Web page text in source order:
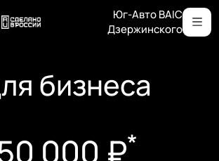
Юг-Авто BAIC
Дзержинского
бизнеса
000 ₽*